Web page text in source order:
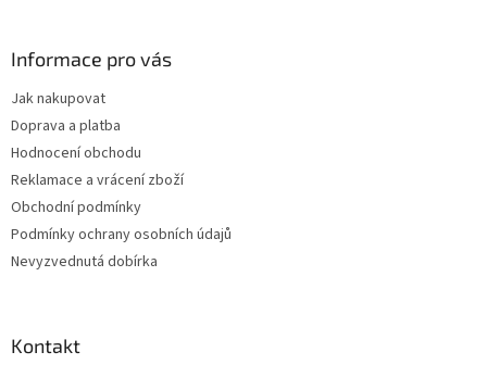
Informace pro vás
Jak nakupovat
Doprava a platba
Hodnocení obchodu
Reklamace a vrácení zboží
Obchodní podmínky
Podmínky ochrany osobních údajů
Nevyzvednutá dobírka
Kontakt